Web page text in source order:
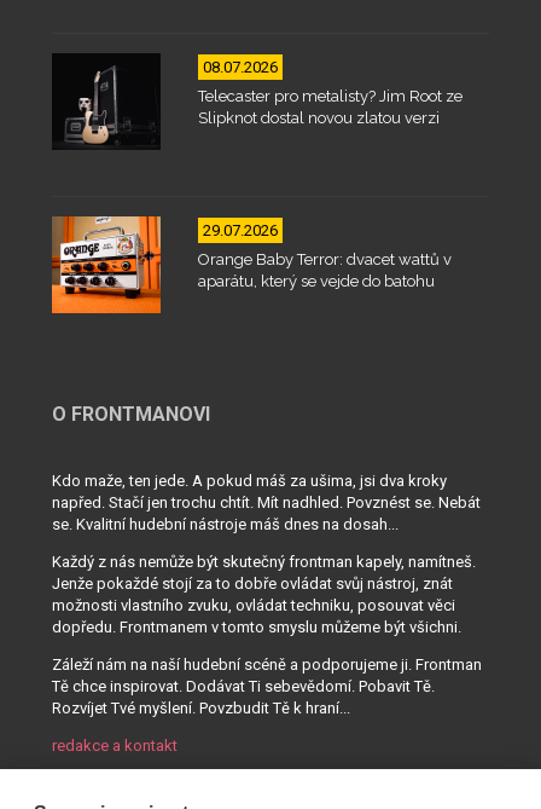
08.07.2026
Telecaster pro metalisty? Jim Root ze
Slipknot dostal novou zlatou verzi
29.07.2026
Orange Baby Terror: dvacet wattů v
aparátu, který se vejde do batohu
O FRONTMANOVI
Kdo maže, ten jede. A pokud máš za ušima, jsi dva kroky
napřed. Stačí jen trochu chtít. Mít nadhled. Povznést se. Nebát
se. Kvalitní hudební nástroje máš dnes na dosah...
Každý z nás nemůže být skutečný frontman kapely, namítneš.
Jenže pokaždé stojí za to dobře ovládat svůj nástroj, znát
možnosti vlastního zvuku, ovládat techniku, posouvat věci
dopředu. Frontmanem v tomto smyslu můžeme být všichni.
Záleží nám na naší hudební scéně a podporujeme ji. Frontman
Tě chce inspirovat. Dodávat Ti sebevědomí. Pobavit Tě.
Rozvíjet Tvé myšlení. Povzbudit Tě k hraní...
redakce a kontakt